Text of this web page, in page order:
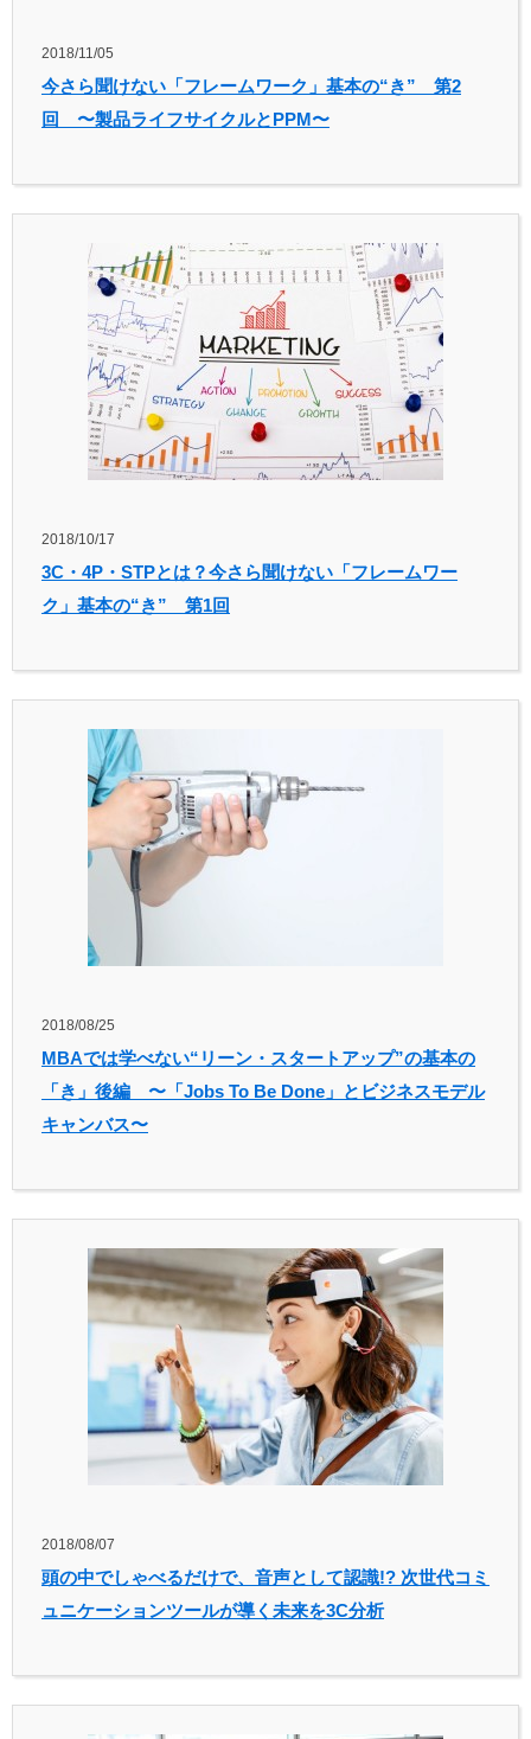
2018/11/05
今さら聞けない「フレームワーク」基本の“き” 第2
回 〜製品ライフサイクルとPPM〜
2018/10/17
3C・4P・STPとは？今さら聞けない「フレームワー
ク」基本の“き” 第1回
2018/08/25
MBAでは学べない“リーン・スタートアップ”の基本の
「き」後編 〜「Jobs To Be Done」とビジネスモデル
キャンバス〜
2018/08/07
頭の中でしゃべるだけで、音声として認識!? 次世代コミ
ュニケーションツールが導く未来を3C分析